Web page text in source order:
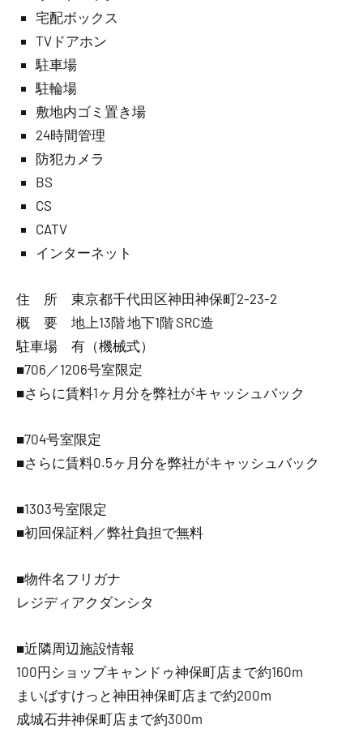
宅配ボックス
TVドアホン
駐車場
駐輪場
敷地内ゴミ置き場
24時間管理
防犯カメラ
BS
CS
CATV
インターネット
住 所 東京都千代田区神田神保町2-23-2
概 要 地上13階 地下1階 SRC造
駐車場 有（機械式）
■706／1206号室限定
■さらに賃料1ヶ月分を弊社がキャッシュバック
■704号室限定
■さらに賃料0.5ヶ月分を弊社がキャッシュバック
■1303号室限定
■初回保証料／弊社負担で無料
■物件名フリガナ
レジディアクダンシタ
■近隣周辺施設情報
100円ショップキャンドゥ神保町店まで約160m
まいばすけっと神田神保町店まで約200m
成城石井神保町店まで約300m